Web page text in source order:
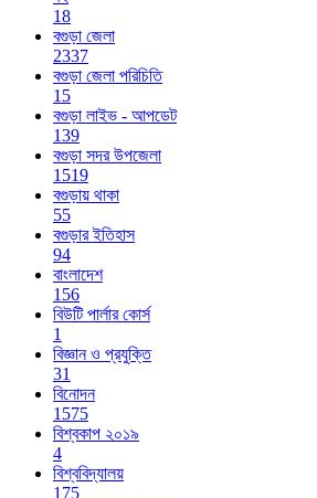
18
বগুড়া জেলা
2337
বগুড়া জেলা পরিচিতি
15
বগুড়া লাইভ - আপডেট
139
বগুড়া সদর উপজেলা
1519
বগুড়ায় থাকা
55
বগুড়ার ইতিহাস
94
বাংলাদেশ
156
বিউটি পার্লার কোর্স
1
বিজ্ঞান ও প্রযুক্তি
31
বিনোদন
1575
বিশ্বকাপ ২০১৯
4
বিশ্ববিদ্যালয়
175